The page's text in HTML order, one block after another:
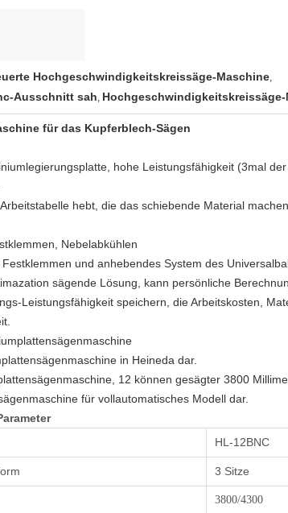
Hochgeschwindigkeitskreissäge-Maschine,
Ausschnitt sah, Hochgeschwindigkeitskreissäge-
für das Kupferblech-Sägen
hohe Leistungsfähigkeit (3mal der
hebt, die das schiebende Material
Nebelabkühlen
und anhebendes System des
sägende Lösung, kann persönliche
Leistungsfähigkeit speichern, die Arbeitskosten,
in Heineda dar.
12 können gesägter 3800
für vollautomatisches Modell dar.
HL-12BNC
3 Sitze
3800/4300